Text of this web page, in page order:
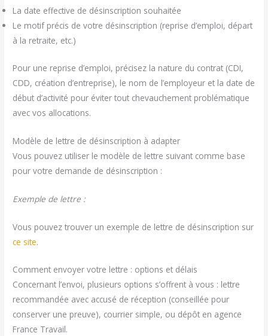
La date effective de désinscription souhaitée
Le motif précis de votre désinscription (reprise d’emploi, départ
à la retraite, etc.)
Pour une reprise d’emploi, précisez la nature du contrat (CDI,
CDD, création d’entreprise), le nom de l’employeur et la date de
début d’activité pour éviter tout chevauchement problématique
avec vos allocations.
Modèle de lettre de désinscription à adapter
Vous pouvez utiliser le modèle de lettre suivant comme base
pour votre demande de désinscription :
Exemple de lettre :
Vous pouvez trouver un exemple de lettre de désinscription sur
ce site.
Comment envoyer votre lettre : options et délais
Concernant l’envoi, plusieurs options s’offrent à vous : lettre
recommandée avec accusé de réception (conseillée pour
conserver une preuve), courrier simple, ou dépôt en agence
France Travail.